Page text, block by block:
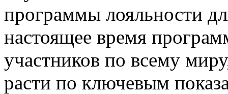
программы лояльности
настоящее время
участников по всему
расти по ключевым